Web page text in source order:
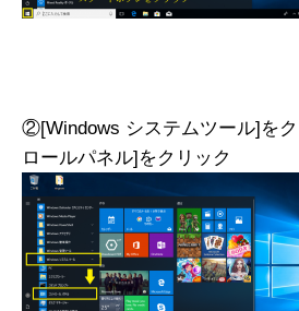
②[Windows システムツール]を
ロールパネル]をクリック